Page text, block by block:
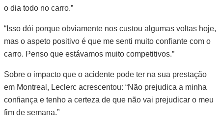
o dia todo no carro.”
“Isso dói porque obviamente nos custou algumas voltas hoje,
mas o aspeto positivo é que me senti muito confiante com o
carro. Penso que estávamos muito competitivos.”
Sobre o impacto que o acidente pode ter na sua prestação
em Montreal, Leclerc acrescentou: “Não prejudica a minha
confiança e tenho a certeza de que não vai prejudicar o meu
fim de semana.”